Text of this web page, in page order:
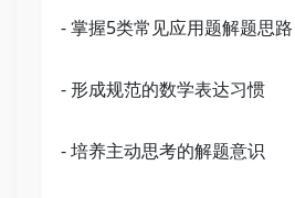
- 掌握5类常见应用题解题思路
- 形成规范的数学表达习惯
- 培养主动思考的解题意识